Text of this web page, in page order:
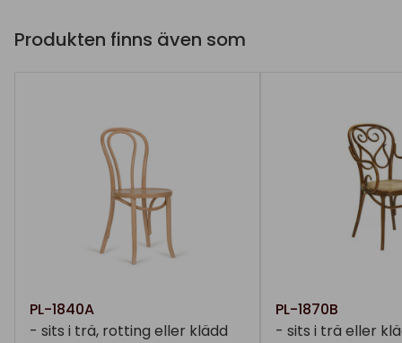
Produkten finns även som
PL-1840A
- sits i trä, rotting eller klädd
PL-1870B
- sits i trä eller